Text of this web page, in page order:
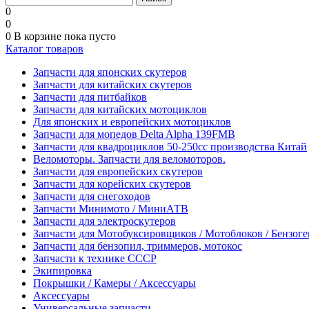
0
0
0 В корзине пока пусто
Каталог товаров
Запчасти для японских скутеров
Запчасти для китайских скутеров
Запчасти для питбайков
Запчасти для китайских мотоциклов
Для японских и европейских мотоциклов
Запчасти для мопедов Delta Alpha 139FMB
Запчасти для квадроциклов 50-250сс производства Китай
Веломоторы. Запчасти для веломоторов.
Запчасти для европейских скутеров
Запчасти для корейских скутеров
Запчасти для снегоходов
Запчасти Минимото / МиниАТВ
Запчасти для электроскутеров
Запчасти для Мотобуксировщиков / Мотоблоков /
Запчасти для бензопил, триммеров, мотокос
Запчасти к технике СССР
Экипировка
Покрышки / Камеры / Аксессуары
Аксессуары